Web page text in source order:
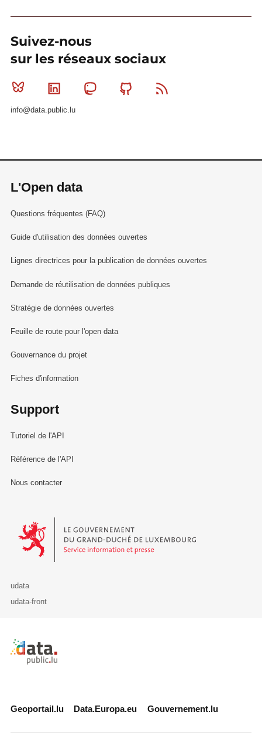
Suivez-nous
sur les réseaux sociaux
Bluesky Linkedin MastodonGithub
info@data.public.lu
L'Open data
Questions fréquentes (FAQ)
Guide d'utilisation des données ouvertes
Lignes directrices pour la publication de données ouvertes
Demande de réutilisation de données publiques
Stratégie de données ouvertes
Feuille de route pour l'open data
Gouvernance du projet
Fiches d'information
Support
Tutoriel de l'API
Référence de l'API
Nous contacter
Le Gouvernement du Grand-Duché de Luxembourg - Service
udata
udata-front
Retour à l'accueil de data.public.lu
Geoportail.lu Data.Europa.eu Gouvernement.lu